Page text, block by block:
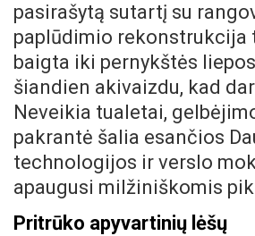
pasirašytą sutartį su
paplūdimio rekonstrukcija
baigta iki pernykštės
šiandien akivaizdu, kad
Neveikia tualetai,
pakrantė šalia esančios
technologijos ir verslo
apaugusi milžiniškomis
Pritrūko apyvartinių lėšų